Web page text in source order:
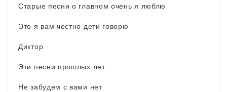
Старые песни о главном очень я люблю
Это я вам честно дети говорю
Диктор
Эти песни прошлых лет
Не забудем с вами нет